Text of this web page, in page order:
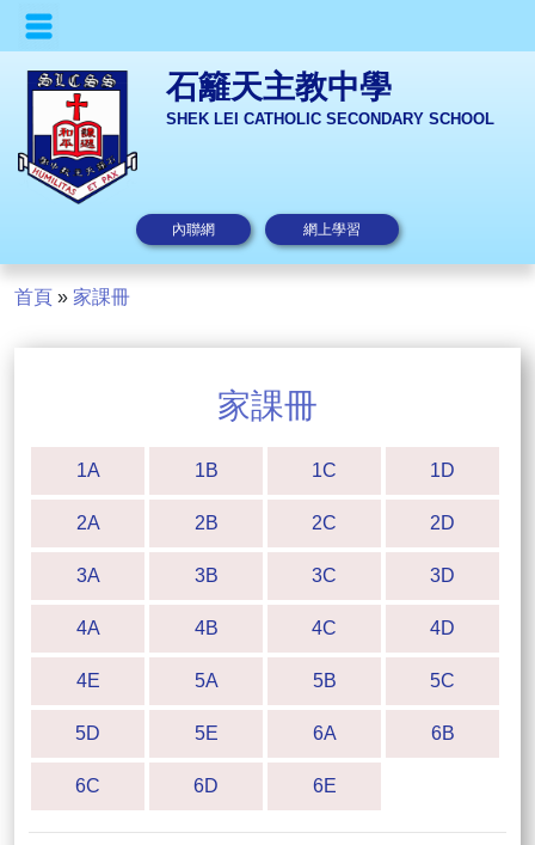
石籬天主教中學
SHEK LEI CATHOLIC SECONDARY SCHOOL
內聯網 網上學習
首頁 » 家課冊
家課冊
1A 1B 1C 1D
2A 2B 2C 2D
3A 3B 3C 3D
4A 4B 4C 4D
4E 5A 5B 5C
5D 5E 6A 6B
6C 6D 6E